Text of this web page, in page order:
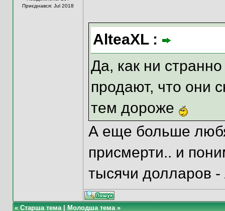
Приєднався: Jul 2018
AlteaXL :
Да, как ни
продают, что они
тем дороже
А еще больше
присмерти.. и
тысячи долларов -
«Старша тема|Молодша тема»